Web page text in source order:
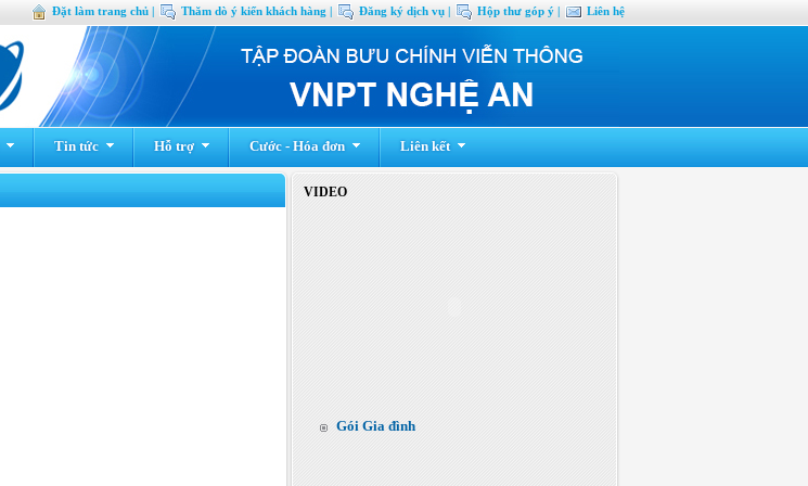
Liên hệ
Hộp thư góp ý |
Đăng ký dịch vụ |
Thăm dò ý kiến khách hàng |
Đặt làm trang chủ |
Tin tức Hỗ trợ Cước - Hóa đơn Liên kết
VIDEO
Gói Gia đình